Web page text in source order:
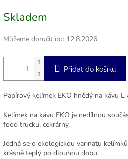
cena:
Skladem
Můžeme doručit do: 12.8.2026
Přidat do košíku
Papírový kelímek EKO hnědý na kávu
Kelímek na kávu EKO je nedílnou
food trucku, cekrárny.
Jedná se o ekologickou varinatu
krásně teplý po dlouhou dobu.